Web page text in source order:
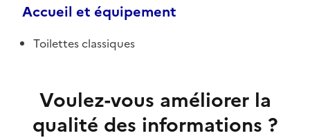
Accueil et équipement
Toilettes classiques
Voulez-vous améliorer la
qualité des informations ?